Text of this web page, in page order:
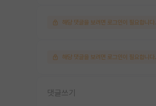
해당 댓글을 보려면 로그인이 필요합니다.
해당 댓글을 보려면 로그인이 필요합니다.
댓글쓰기